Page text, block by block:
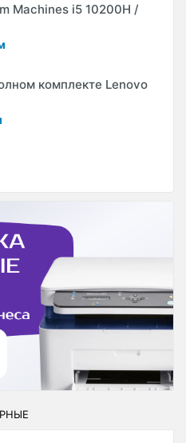
Machines i5 10200H /
комплекте Lenovo